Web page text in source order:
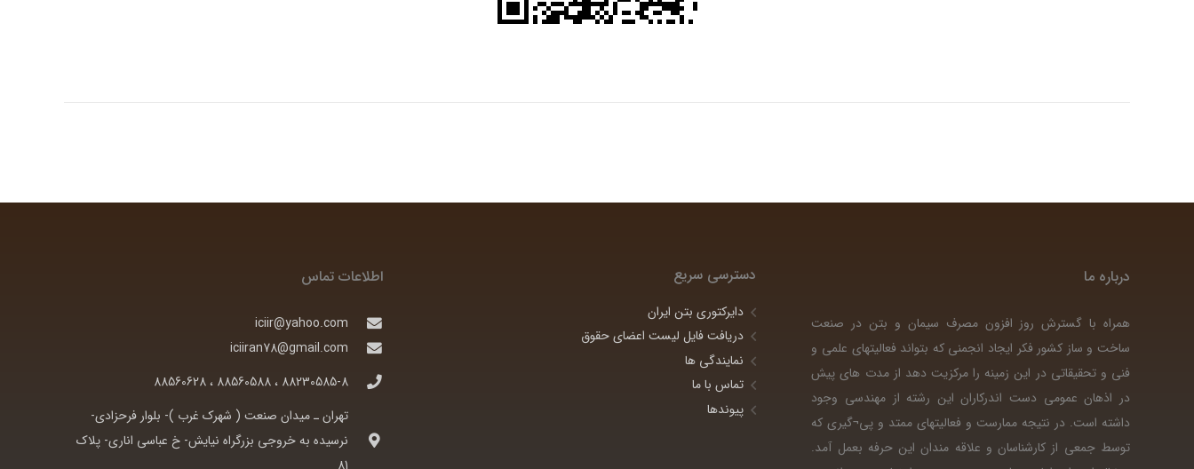
درباره ما
همراه با گسترش روز افزون مصرف سیمان و بتن در صنعت
ساخت و ساز کشور فکر ایجاد انجمنی که بتواند فعالیتهای علمی و
فنی و تحقیقاتی در این زمینه را مرکزیت دهد از مدت های پیش
در اذهان عمومی دست اندرکاران این رشته از مهندسی وجود
داشته است. در نتیجه ممارست و فعالیتهای ممتد و پی¬گیری که
توسط جمعی از کارشناسان و علاقه مندان این حرفه بعمل آمد.
دسترسی سریع
دایرکتوری بتن ایران
دریافت فایل لیست اعضای حقوق
نمایندگی ها
تماس با ما
پیوندها
اطلاعات تماس
iciir@yahoo.com
iciiran78@gmail.com
88230585-8 ، 88560588 ، 88560628
تهران ـ ميدان صنعت ( شهرک غرب )- بلوار فرحزادی-
نرسيده به خروجی بزرگراه نيايش- خ عباسی اناری- پلاک